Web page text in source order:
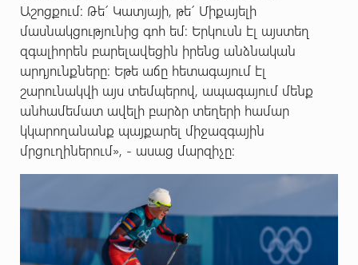
Աշոցքում: Թե´ Կատյայի, թե´ Միքայելի
մասնակցությունից գոհ եմ: Երկուսն էլ այստեղ
զգալիորեն բարելավեցին իրենց անձնական
արդյունքները: Եթե աճը հետագայում էլ
շարունակվի այս տեմպերով, ապագայում մենք
անհամեմատ ավելի բարձր տեղերի համար
կկարողանանք պայքարել միջազգային
մրցուղիներում», - ասաց մարզիչը: